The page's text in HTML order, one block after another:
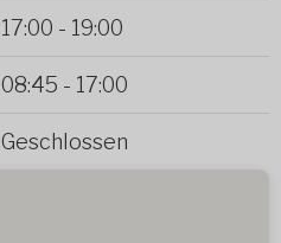
17:00 - 19:00
08:45 - 17:00
Geschlossen